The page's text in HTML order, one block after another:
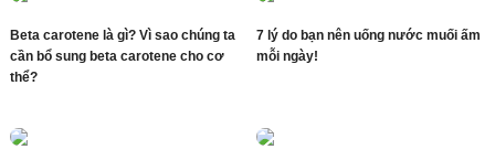
Beta carotene là gì? Vì sao chúng ta
cần bổ sung beta carotene cho cơ
thể?
7 lý do bạn nên uống nước muối ấm
mỗi ngày!